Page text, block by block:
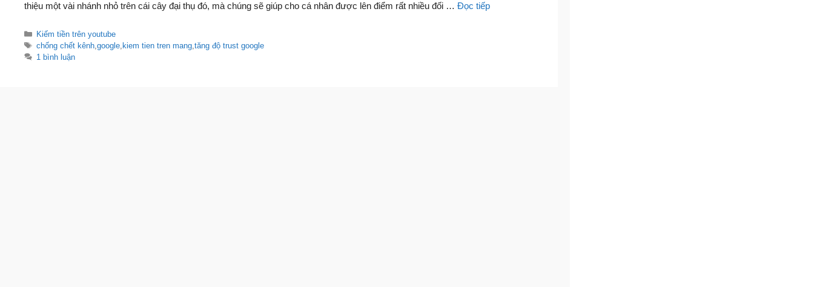
thiệu một vài nhánh nhỏ trên cái cây đại thụ đó, mà chúng sẽ giúp cho cá nhân được lên điểm rất nhiều đối … Đọc tiếp
Danh
mục
Kiếm tiền trên youtube
Thẻ
chống chết kênh ,google ,kiem tien tren mang ,tăng độ trust google
1 bình luận